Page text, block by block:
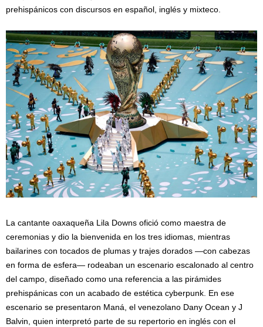
prehispánicos con discursos en español, inglés y mixteco.
La cantante oaxaqueña Lila Downs ofició como maestra de
ceremonias y dio la bienvenida en los tres idiomas, mientras
bailarines con tocados de plumas y trajes dorados —con cabezas
en forma de esfera— rodeaban un escenario escalonado al centro
del campo, diseñado como una referencia a las pirámides
prehispánicas con un acabado de estética cyberpunk. En ese
escenario se presentaron Maná, el venezolano Dany Ocean y J
Balvin, quien interpretó parte de su repertorio en inglés con el